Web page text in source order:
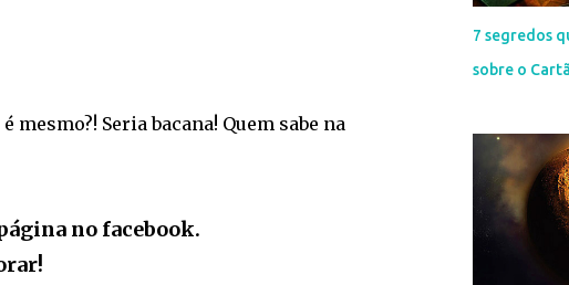
Seria bacana! Quem sabe na
no facebook.
7 segredos
sobre o